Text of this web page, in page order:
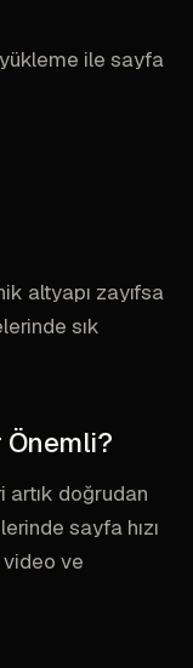
ile sayfa
altyapı zayıfsa
sık
Önemli?
artık doğrudan
sayfa hızı
ve